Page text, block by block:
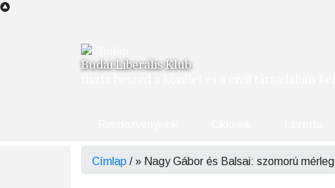
Ugrás
Budai Liberális Klub
Morzsa
Címlap / Nagy Gábor és Balsai: szomorú mérleg